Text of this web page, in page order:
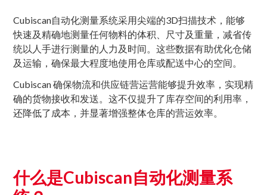
Cubiscan自动化测量系统采用尖端的3D扫描技术，能够
快速及精确地测量任何物料的体积、尺寸及重量，减省传
统以人手进行测量的人力及时间。这些数据有助优化仓储
及运输，确保最大程度地使用仓库或配送中心的空间。
Cubiscan 确保物流和供应链营运营能够提升效率，实现精
确的货物接收和发送。这不仅提升了库存空间的利用率，
还降低了成本，并显著增强整体仓库的营运效率。
什么是Cubiscan自动化测量系